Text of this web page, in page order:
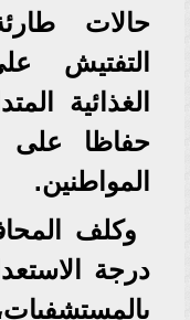
حالات
التفتيش
الغذائية
حفاظا على
المواطنين.
وكلف
درجة